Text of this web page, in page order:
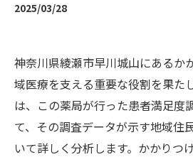
2025/03/28
神奈川県綾瀬市早川城山にあるか
域医療を支える重要な役割を果た
は、この薬局が行った患者満足度
て、その調査データが示す地域住
いて詳しく分析します。かかりつ